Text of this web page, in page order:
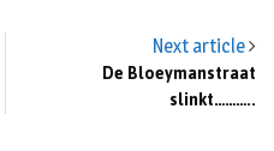
Next article
De Bloeymanstraat
slinkt………..